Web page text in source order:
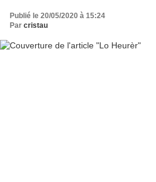
Publié le 20/05/2020 à 15:24
Par cristau